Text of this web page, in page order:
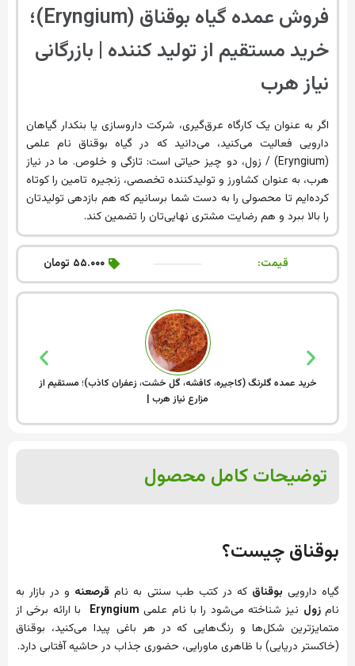
فروش عمده گیاه بوقناق (Eryngium)؛
خرید مستقیم از تولید کننده | بازرگانی
نیاز هرب
اگر به عنوان یک کارگاه عرق‌گیری، شرکت داروسازی یا بنکدار گیاهان
دارویی فعالیت می‌کنید، می‌دانید که در گیاه بوقناق نام علمی
(Eryngium) / زول، دو چیز حیاتی است: تازگی و خلوص. ما در نیاز
هرب، به عنوان کشاورز و تولیدکننده تخصصی، زنجیره تامین را کوتاه
کرده‌ایم تا محصولی را به دست شما برسانیم که هم بازدهی تولیدتان
را بالا ببرد و هم رضایت مشتری نهایی‌تان را تضمین کند.
قیمت: ۵۵.۰۰۰ تومان
خرید عمده گلرنگ (کاجیره، کافشه، گل خشت، زعفران کاذب)؛ مستقیم از
مزارع نیاز هرب |
توضیحات کامل محصول
بوقناق چیست؟
گیاه دارویی بوقناق که در کتب طب سنتی به نام قرصعنه و در بازار به
نامزول نیز شناخته می‌شود را با نام علمی Eryngium با ارائه برخی از
متمایزترین شکل‌ها و رنگ‌هایی که در هر باغی پیدا می‌کنید، بوقناق
(خاکستر دریایی) با ظاهری ماورایی، حضوری جذاب در حاشیه آفتابی دارد.